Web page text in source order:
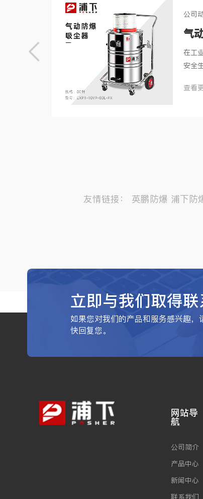
公司
气
在工
安全
更是
查看
友情链接： 英鹏防爆 浦下防
立即与我们取得联
如果您对我们的产品和服务感兴趣
快回复您。
网站导
航
公司简介
产品中心
新闻中心